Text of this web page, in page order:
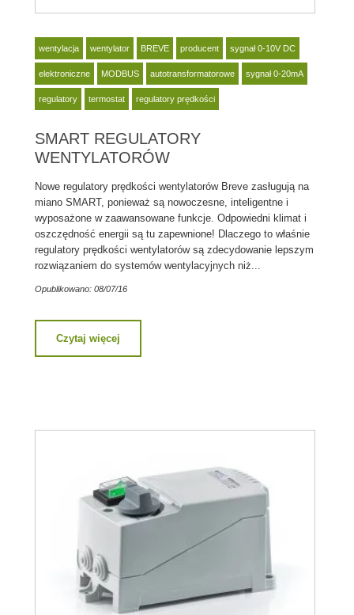
wentylacja wentylator BREVE producent sygnał 0-10V DC
elektroniczne MODBUS autotransformatorowe sygnał 0-20mA
regulatory termostat regulatory prędkości
SMART REGULATORY
WENTYLATORÓW
Nowe regulatory prędkości wentylatorów Breve zasługują na
miano SMART, ponieważ są nowoczesne, inteligentne i
wyposażone w zaawansowane funkcje. Odpowiedni klimat i
oszczędność energii są tu zapewnione! Dlaczego to właśnie
regulatory prędkości wentylatorów są zdecydowanie lepszym
rozwiązaniem do systemów wentylacyjnych niż...
Opublikowano: 08/07/16
Czytaj więcej